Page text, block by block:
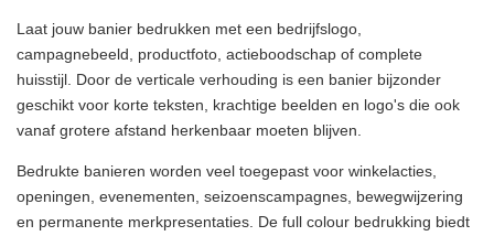
Laat jouw banier bedrukken met een bedrijfslogo,
campagnebeeld, productfoto, actieboodschap of complete
huisstijl. Door de verticale verhouding is een banier bijzonder
geschikt voor korte teksten, krachtige beelden en logo's die ook
vanaf grotere afstand herkenbaar moeten blijven.
Bedrukte banieren worden veel toegepast voor winkelacties,
openingen, evenementen, seizoenscampagnes, bewegwijzering
en permanente merkpresentaties. De full colour bedrukking biedt